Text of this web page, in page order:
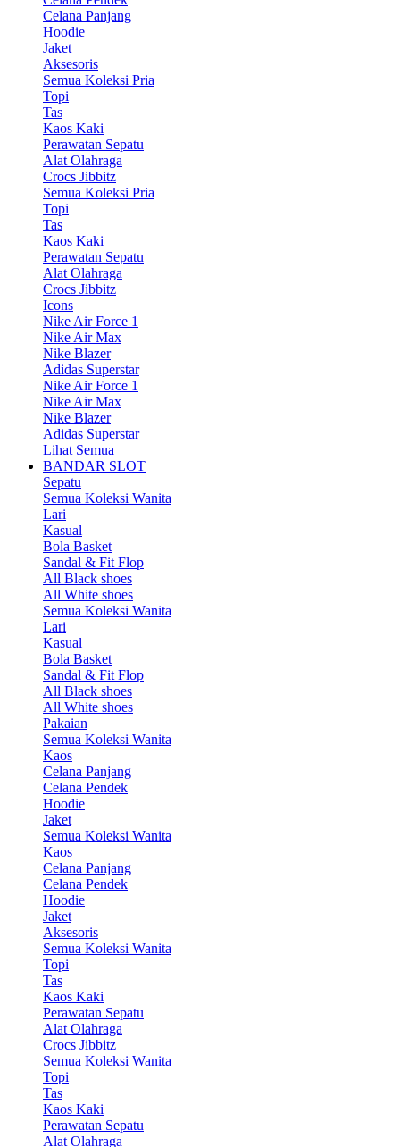
Celana Panjang
Hoodie
Jaket
Aksesoris
Semua Koleksi Pria
Topi
Tas
Kaos Kaki
Perawatan Sepatu
Alat Olahraga
Crocs Jibbitz
Semua Koleksi Pria
Topi
Tas
Kaos Kaki
Perawatan Sepatu
Alat Olahraga
Crocs Jibbitz
Icons
Nike Air Force 1
Nike Air Max
Nike Blazer
Adidas Superstar
Nike Air Force 1
Nike Air Max
Nike Blazer
Adidas Superstar
Lihat Semua
BANDAR SLOT
Sepatu
Semua Koleksi Wanita
Lari
Kasual
Bola Basket
Sandal & Fit Flop
All Black shoes
All White shoes
Semua Koleksi Wanita
Lari
Kasual
Bola Basket
Sandal & Fit Flop
All Black shoes
All White shoes
Pakaian
Semua Koleksi Wanita
Kaos
Celana Panjang
Celana Pendek
Hoodie
Jaket
Semua Koleksi Wanita
Kaos
Celana Panjang
Celana Pendek
Hoodie
Jaket
Aksesoris
Semua Koleksi Wanita
Topi
Tas
Kaos Kaki
Perawatan Sepatu
Alat Olahraga
Crocs Jibbitz
Semua Koleksi Wanita
Topi
Tas
Kaos Kaki
Perawatan Sepatu
Alat Olahraga